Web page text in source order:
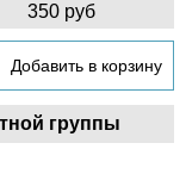
350 руб
группы